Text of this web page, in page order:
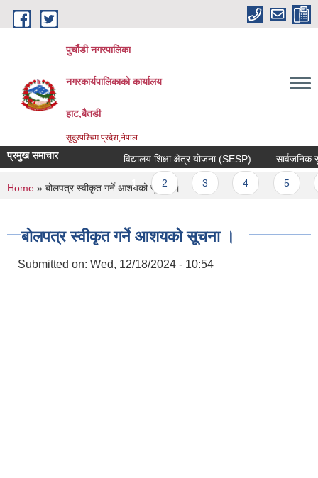
Skip to main content
पुर्चौडी नगरपालिका
नगरकार्यपालिकाकाे कार्यालय
हाट,बैतडी
सुदुरपश्चिम प्रदेश,नेपाल
प्रमुख समाचार विद्यालय शिक्षा क्षेत्र योजना (SESP) सार्वजनिक
Pages
1 2
You are here
Home » बोलपत्र स्वीकृत गर्ने आशयको सूचना ।
बोलपत्र स्वीकृत गर्ने आशयको सूचना ।
Submitted on: Wed, 12/18/2024 - 10:54